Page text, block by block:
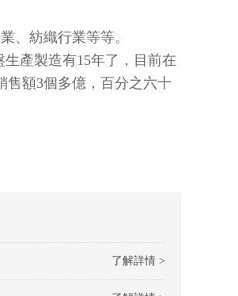
、紡織行業等等。
產製造有15年了，目前在
售額3個多億，百分之六十
了解詳情 >